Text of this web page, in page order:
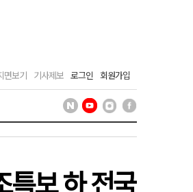
면보기 기사제보 로그인 회원가입
보 하 전국